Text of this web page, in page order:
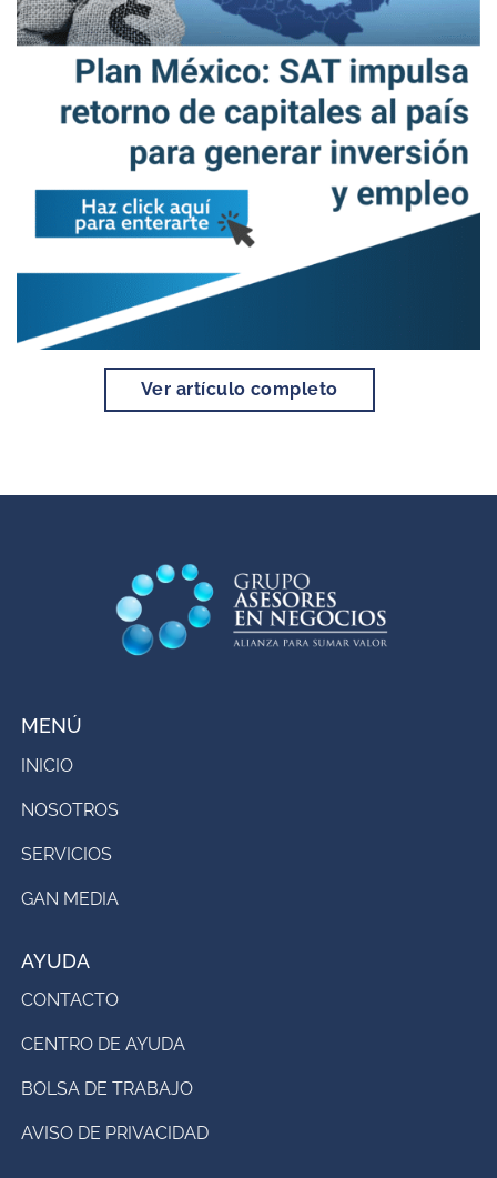
Ver artículo completo
MENÚ
INICIO
NOSOTROS
SERVICIOS
GAN MEDIA
AYUDA
CONTACTO
CENTRO DE AYUDA
BOLSA DE TRABAJO
AVISO DE PRIVACIDAD